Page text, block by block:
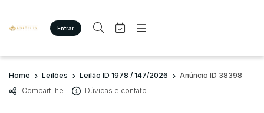
Entrar
Criar conta Entrar
Site
Agenda
Quem Somos
Busca por palavra-chave
Quem Somos
Home Leilões Leilão ID 1978 / 147/2026
Anúncio ID 38398
Compartilhe
Dúvidas e contato